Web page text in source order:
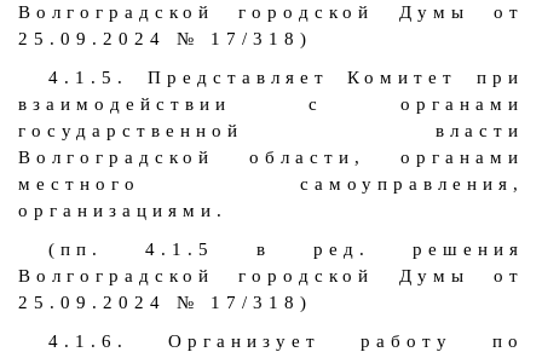
Волгоградской городской Думы от
25.09.2024 № 17/318)
4.1.5. Представляет Комитет при
взаимодействии с органами
государственной власти
Волгоградской области, органами
местного самоуправления,
организациями.
(пп. 4.1.5 в ред. решения
Волгоградской городской Думы от
25.09.2024 № 17/318)
4.1.6. Организует работу по